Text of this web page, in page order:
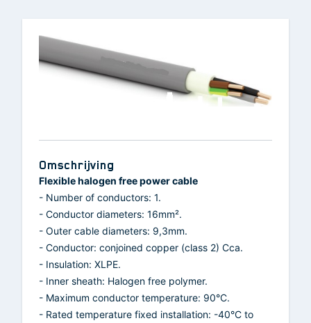
Omschrijving
Flexible halogen free power cable
- Number of conductors: 1.
- Conductor diameters: 16mm².
- Outer cable diameters: 9,3mm.
- Conductor: conjoined copper (class 2) Cca.
- Insulation: XLPE.
- Inner sheath: Halogen free polymer.
- Maximum conductor temperature: 90°C.
- Rated temperature fixed installation: -40°C to